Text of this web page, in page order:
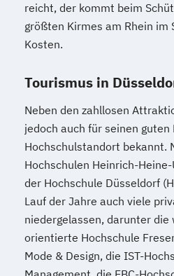
reicht, der kommt beim
größten Kirmes am Rhein im
Kosten.
Tourismus in
Neben den zahllosen
jedoch auch für seinen guten
Hochschulstandort bekannt.
Hochschulen Heinrich-
der Hochschule Düsseldorf
Lauf der Jahre auch viele
niedergelassen, darunter
orientierte Hochschule
Mode & Design, die IST-